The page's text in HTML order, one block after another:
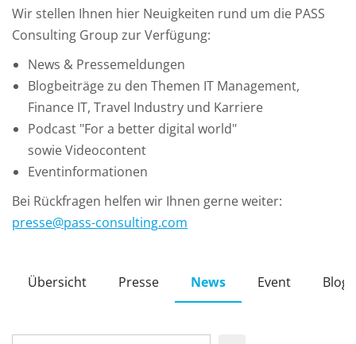
Wir stellen Ihnen hier Neuigkeiten rund um die PASS
Consulting Group zur Verfügung:
News & Pressemeldungen
Blogbeiträge zu den Themen IT Management,
Finance IT, Travel Industry und Karriere
Podcast "For a better digital world"
sowie Videocontent
Eventinformationen
Bei Rückfragen helfen wir Ihnen gerne weiter:
presse@pass-consulting.com
Übersicht Presse News Event Blog